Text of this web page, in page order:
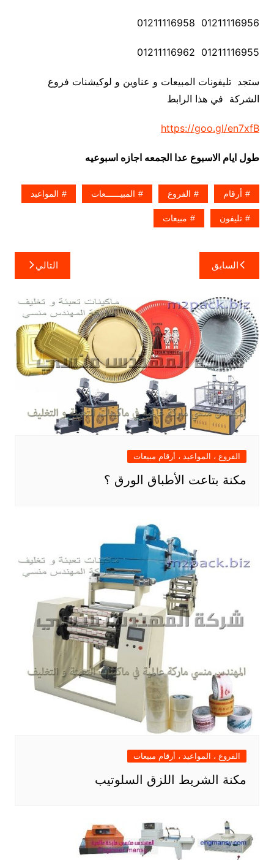
01211116956 01211116958
01211116955 01211116962
ستجد تليفونات المبيعات و عناوين و لوكيشنات فروع
الشركة في هذا الرابط
https://goo.gl/en7xfB
طول ايام الاسبوع عدا الجمعه اجازه اسبوعيه
أرقام الفروع المبيــــــعات المواعيد
تليفون مبيعات
تصفّح
المقالات
السابق التالي
الفروع ، المواعيد ، أرقام مبيعات
مكنة بتاعت الأطباق الورق ؟
الفروع ، المواعيد ، أرقام مبيعات
مكنة الشريط اللزق السلوتيب